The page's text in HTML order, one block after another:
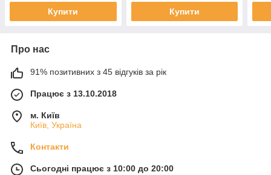
Купити Купити
Про нас
91% позитивних з 45 відгуків за рік
Працює з 13.10.2018
м. Київ
Київ, Україна
Контакти
Сьогодні працює з 10:00 до 20:00